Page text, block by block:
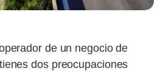
de un negocio de
dos preocupaciones